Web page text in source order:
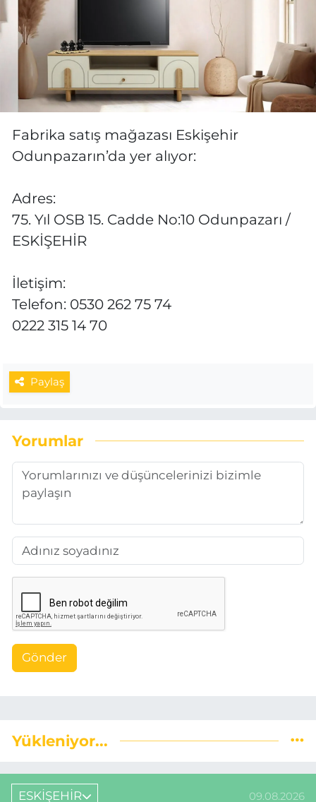
Fabrika satış mağazası Eskişehir
Odunpazarın’da yer alıyor:
Adres:
75. Yıl OSB 15. Cadde No:10 Odunpazarı /
ESKİŞEHİR
İletişim:
Telefon: 0530 262 75 74
0222 315 14 70
Paylaş
Yorumlar
Gönder
Yükleniyor...
ESKİŞEHİR 09.08.2026